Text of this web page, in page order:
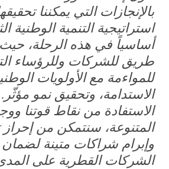
بالإنجازات التي يمكننا
استراتيجية التنمية الوطنية
أساسياً في هذه الرحلة،
طريق للشركات وللرؤساء
للمواءمة مع الأولويات
الاستدامة، وتحقيق نمو
الاستفادة من نقاط قوتنا
المتنوعة، سنتمكن من إحراز
وإبرام شراكات متينة لضمان
الشركات القطرية على